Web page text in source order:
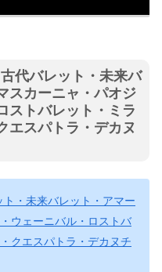
代バレット・未来バ
スカーニャ・パオジ
ストバレット・ミラ
エスパトラ・デカヌ
ト・未来バレット・アマー
ウェーニバル・ロストバ
クエスパトラ・デカヌチ